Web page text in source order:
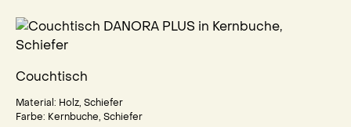
Couchtisch
Material: Holz, Schiefer
Farbe: Kernbuche, Schiefer